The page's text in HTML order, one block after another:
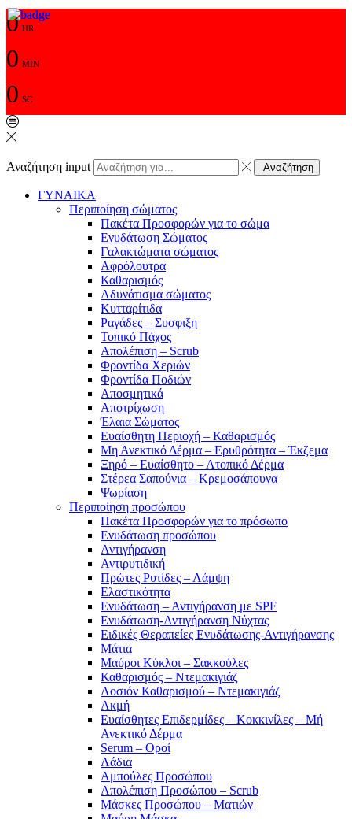
0 HR
0 MIN
0 SC
Αναζήτηση input Αναζήτηση
ΓΥΝΑΙΚΑ
Περιποίηση σώματος
Πακέτα Προσφορών για το σώμα
Ενυδάτωση Σώματος
Γαλακτώματα σώματος
Αφρόλουτρα
Καθαρισμός
Αδυνάτισμα σώματος
Κυτταρίτιδα
Ραγάδες – Συσφιξη
Τοπικό Πάχος
Απολέπιση – Scrub
Φροντίδα Χεριών
Φροντίδα Ποδιών
Αποσμητικά
Αποτρίχωση
Έλαια Σώματος
Ευαίσθητη Περιοχή – Καθαρισμός
Μη Ανεκτικό Δέρμα – Ερυθρότητα – Έκζεμα
Ξηρό – Ευαίσθητο – Ατοπικό Δέρμα
Στέρεα Σαπούνια – Κρεμοσάπουνα
Ψωρίαση
Περιποίηση προσώπου
Πακέτα Προσφορών για το πρόσωπο
Ενυδάτωση προσώπου
Αντιγήρανση
Αντιρυτιδική
Πρώτες Ρυτίδες – Λάμψη
Ελαστικότητα
Ενυδάτωση – Αντιγήρανση με SPF
Ενυδάτωση-Αντιγήρανση Νύχτας
Ειδικές Θεραπείες Ενυδάτωσης-Αντιγήρανσης
Μάτια
Μαύροι Κύκλοι – Σακκούλες
Καθαρισμός – Ντεμακιγιάζ
Λοσιόν Καθαρισμού – Ντεμακιγιάζ
Ακμή
Ευαίσθητες Επιδερμίδες – Κοκκινίλες – Μή
Ανεκτικό Δέρμα
Serum – Οροί
Λάδια
Αμπούλες Προσώπου
Απολέπιση Προσώπου – Scrub
Μάσκες Προσώπου – Ματιών